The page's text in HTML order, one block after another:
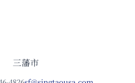
三藩市